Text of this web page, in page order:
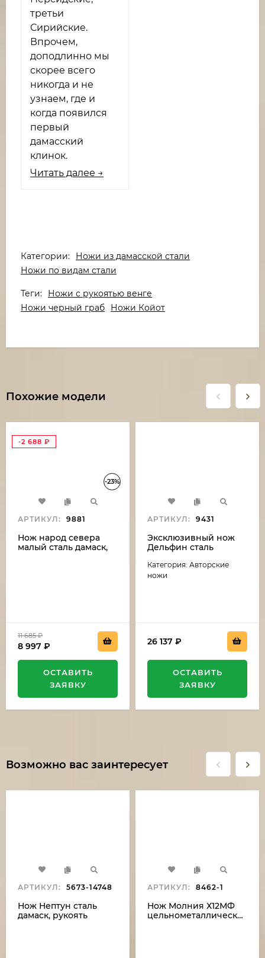
третьи
Сирийские.
Впрочем,
доподлинно мы
скорее всего
никогда и не
узнаем, где и
когда появился
первый
дамасский
клинок.
Читать далее →
Категории:
Ножи из дамасской стали
Ножи по видам стали
Теги:
Ножи с рукоятью венге
Ножи черный граб
Ножи Койот
Похожие модели
-23%
-2 688 ₽
АРТИКУЛ: 9881
Нож народ севера
малый сталь дамаск,
11 685₽
8 997 ₽
ОСТАВИТЬ
ЗАЯВКУ
АРТИКУЛ: 9431
Эксклюзивный нож
Дельфин сталь
(никелирование),
рукоять резная,
Категория: Авторские
ножи
26 137 ₽
ОСТАВИТЬ
ЗАЯВКУ
Возможно вас заинтересует
АРТИКУЛ: 5673-14748
Нож Нептун сталь
дамаск, рукоять
АРТИКУЛ: 8462-1
Нож Молния Х12МФ
цельнометаллический